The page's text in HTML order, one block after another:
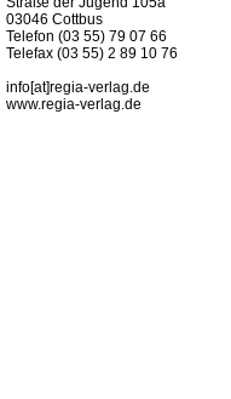
03046 Cottbus
Telefon (03 55) 79 07 66
Telefax (03 55) 2 89 10 76
info[at]regia-verlag.de
www.regia-verlag.de